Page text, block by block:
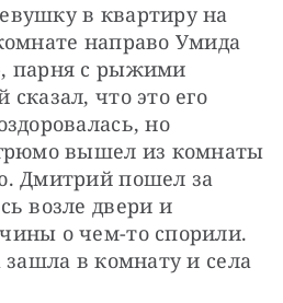
в квартиру на
направо Умида
парня с рыжими
что это его
но
вышел из комнаты
Дмитрий пошел за
возле двери и
о чем-то спорили.
в комнату и села